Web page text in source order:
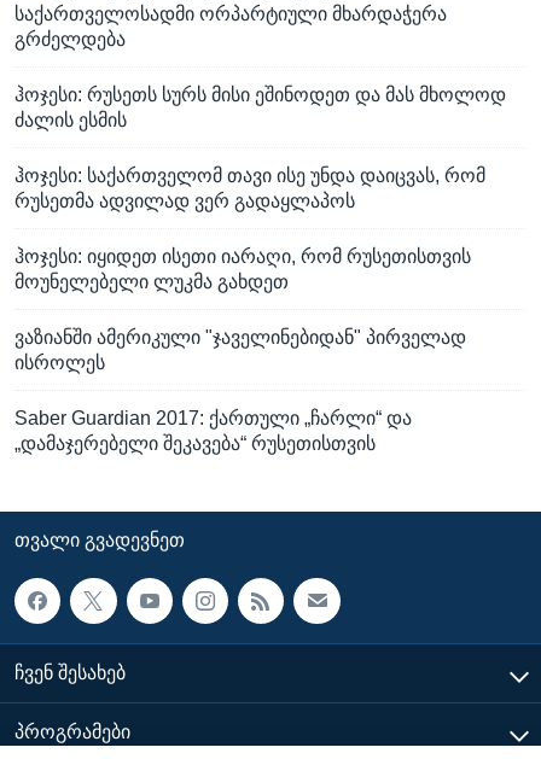
საქართველოსადმი ორპარტიული მხარდაჭერა
გრძელდება
ჰოჯესი: რუსეთს სურს მისი ეშინოდეთ და მას მხოლოდ
ძალის ესმის
ჰოჯესი: საქართველომ თავი ისე უნდა დაიცვას, რომ
რუსეთმა ადვილად ვერ გადაყლაპოს
ჰოჯესი: იყიდეთ ისეთი იარაღი, რომ რუსეთისთვის
მოუნელებელი ლუკმა გახდეთ
ვაზიანში ამერიკული "ჯაველინებიდან" პირველად
ისროლეს
Saber Guardian 2017: ქართული „ჩარლი“ და
„დამაჯერებელი შეკავება“ რუსეთისთვის
ᲗᲕᲐᲚᲘ ᲒᲕᲐᲓᲔᲕᲜᲔᲗ
ᲩᲕᲔᲜ ᲨᲔᲡᲐᲮᲔᲑ
ᲞᲠᲝᲒᲠᲐᲛᲔᲑᲘ